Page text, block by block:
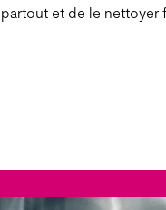
et de le nettoyer